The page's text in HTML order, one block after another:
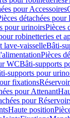
pour Accessoires
détachées
pour urinoirsPièces
robinetteries et
lave-vaisselleBâti-
Pièces
WCBâti-supports
supports pour
fixations
pour Attenant
pour
Haute position